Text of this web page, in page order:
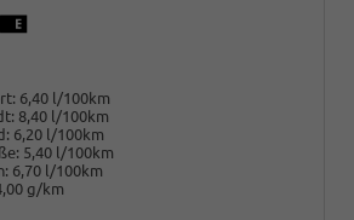
6,40 l/100km
8,40 l/100km
6,20 l/100km
5,40 l/100km
6,70 l/100km
g/km